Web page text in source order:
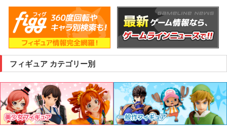
フィギュア カテゴリー別